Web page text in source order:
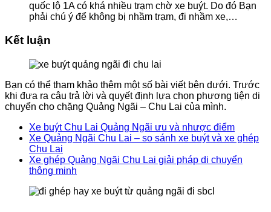
quốc lộ 1A có khá nhiều trạm chờ xe buýt. Do đó Bạn
phải chú ý để không bị nhầm trạm, đi nhầm xe,…
Kết luận
Bạn có thể tham khảo thêm một số bài viết bên dưới. Trước
khi đưa ra câu trả lời và quyết định lựa chọn phương tiện di
chuyển cho chặng Quảng Ngãi – Chu Lai của mình.
Xe buýt Chu Lai Quảng Ngãi ưu và nhược điểm
Xe Quảng Ngãi Chu Lai – so sánh xe buýt và xe ghép
Chu Lai
Xe ghép Quảng Ngãi Chu Lai giải pháp di chuyển
thông minh